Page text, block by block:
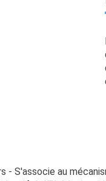
- S'associe au